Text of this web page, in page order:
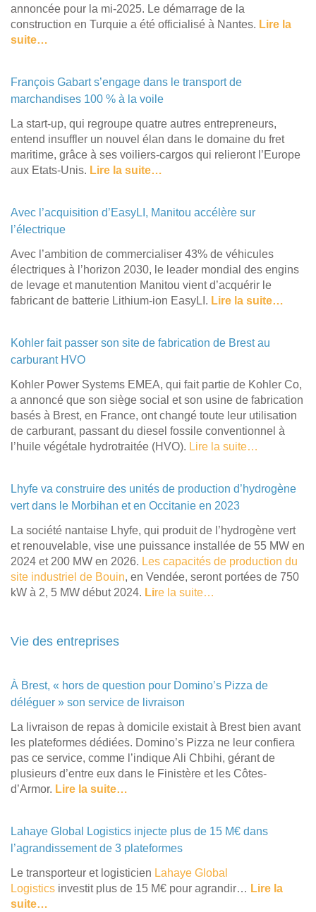
annoncée pour la mi-2025. Le démarrage de la
construction en Turquie a été officialisé à Nantes. Lire la
suite…
François Gabart s’engage dans le transport de
marchandises 100 % à la voile
La start-up, qui regroupe quatre autres entrepreneurs,
entend insuffler un nouvel élan dans le domaine du fret
maritime, grâce à ses voiliers-cargos qui relieront l’Europe
aux Etats-Unis. Lire la suite…
Avec l’acquisition d’EasyLI, Manitou accélère sur
l’électrique
Avec l’ambition de commercialiser 43% de véhicules
électriques à l’horizon 2030, le leader mondial des engins
de levage et manutention Manitou vient d’acquérir le
fabricant de batterie Lithium-ion EasyLI. Lire la suite…
Kohler fait passer son site de fabrication de Brest au
carburant HVO
Kohler Power Systems EMEA, qui fait partie de Kohler Co,
a annoncé que son siège social et son usine de fabrication
basés à Brest, en France, ont changé toute leur utilisation
de carburant, passant du diesel fossile conventionnel à
l’huile végétale hydrotraitée (HVO). Lire la suite…
Lhyfe va construire des unités de production d’hydrogène
vert dans le Morbihan et en Occitanie en 2023
La société nantaise Lhyfe, qui produit de l’hydrogène vert
et renouvelable, vise une puissance installée de 55 MW en
2024 et 200 MW en 2026. Les capacités de production du
site industriel de Bouin, en Vendée, seront portées de 750
kW à 2, 5 MW début 2024. Lire la suite…
Vie des entreprises
À Brest, « hors de question pour Domino’s Pizza de
déléguer » son service de livraison
La livraison de repas à domicile existait à Brest bien avant
les plateformes dédiées. Domino’s Pizza ne leur confiera
pas ce service, comme l’indique Ali Chbihi, gérant de
plusieurs d’entre eux dans le Finistère et les Côtes-
d’Armor. Lire la suite…
Lahaye Global Logistics injecte plus de 15 M€ dans
l’agrandissement de 3 plateformes
Le transporteur et logisticien Lahaye Global
Logistics investit plus de 15 M€ pour agrandir… Lire la
suite…